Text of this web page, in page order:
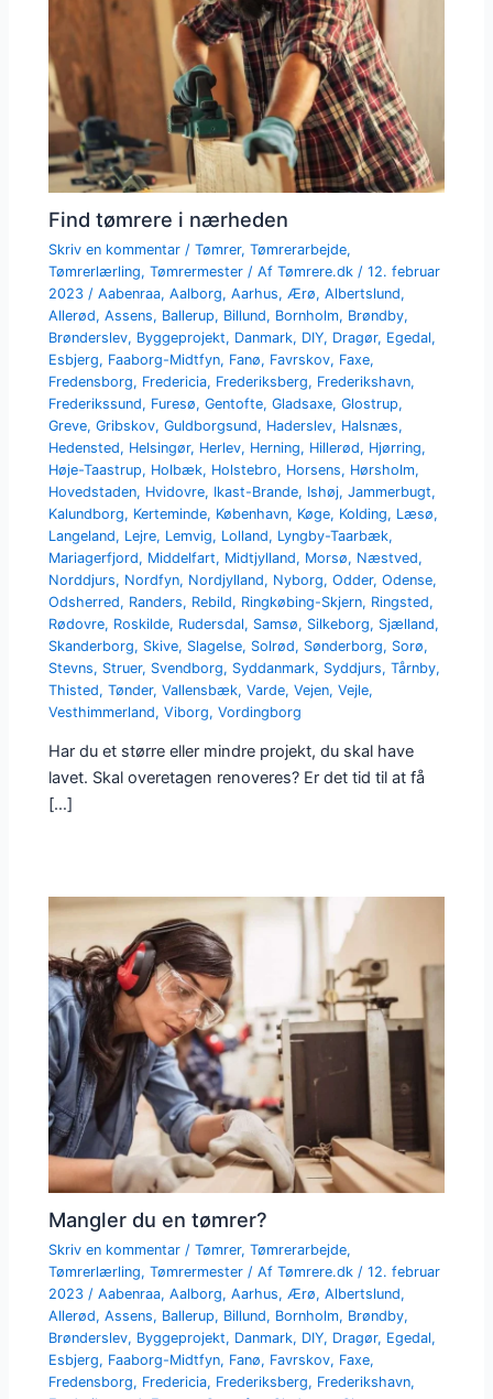
Find tømrere i nærheden
Skriv en kommentar /Tømrer,Tømrerarbejde,
Tømrerlærling,Tømrermester / AfTømrere.dk /12. februar
2023 /Aabenraa,Aalborg,Aarhus, Ærø,Albertslund,
Allerød,Assens, Ballerup, Billund, Bornholm, Brøndby,
Brønderslev, Byggeprojekt, Danmark, DIY, Dragør, Egedal,
Esbjerg, Faaborg-Midtfyn, Fanø, Favrskov, Faxe,
Fredensborg, Fredericia, Frederiksberg, Frederikshavn,
Frederikssund, Furesø,Gentofte,Gladsaxe,Glostrup,
Greve,Gribskov,Guldborgsund, Haderslev, Halsnæs,
Hedensted, Helsingør, Herlev, Herning, Hillerød, Hjørring,
Høje-Taastrup, Holbæk, Holstebro, Horsens, Hørsholm,
Hovedstaden, Hvidovre, Ikast-Brande, Ishøj,Jammerbugt,
Kalundborg, Kerteminde, København, Køge, Kolding, Læsø,
Langeland, Lejre, Lemvig, Lolland, Lyngby-Taarbæk,
Mariagerfjord, Middelfart, Midtjylland, Morsø, Næstved,
Norddjurs, Nordfyn, Nordjylland, Nyborg,Odder,Odense,
Odsherred, Randers, Rebild, Ringkøbing-Skjern, Ringsted,
Rødovre, Roskilde, Rudersdal, Samsø, Silkeborg, Sjælland,
Skanderborg, Skive, Slagelse, Solrød, Sønderborg, Sorø,
Stevns, Struer, Svendborg, Syddanmark, Syddjurs,Tårnby,
Thisted,Tønder,Vallensbæk,Varde,Vejen,Vejle,
Vesthimmerland,Viborg,Vordingborg
Har du et større eller mindre projekt, du skal have
lavet. Skal overetagen renoveres? Er det tid til at få
[…]
Mangler du en tømrer?
Skriv en kommentar /Tømrer,Tømrerarbejde,
Tømrerlærling,Tømrermester / AfTømrere.dk/12. februar
2023/Aabenraa,Aalborg,Aarhus,Ærø,Albertslund,
Allerød,Assens, Ballerup, Billund, Bornholm, Brøndby,
Brønderslev, Byggeprojekt, Danmark, DIY, Dragør, Egedal,
Esbjerg, Faaborg-Midtfyn, Fanø, Favrskov, Faxe,
Fredensborg, Fredericia, Frederiksberg, Frederikshavn,